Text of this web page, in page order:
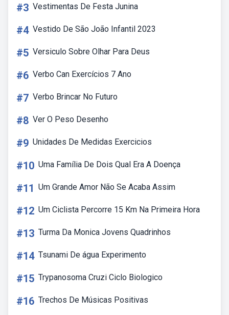
#3 Vestimentas De Festa Junina
#4 Vestido De São João Infantil 2023
#5 Versiculo Sobre Olhar Para Deus
#6 Verbo Can Exercícios 7 Ano
#7 Verbo Brincar No Futuro
#8 Ver O Peso Desenho
#9 Unidades De Medidas Exercicios
#10 Uma Família De Dois Qual Era A Doença
#11 Um Grande Amor Não Se Acaba Assim
#12 Um Ciclista Percorre 15 Km Na Primeira Hora
#13 Turma Da Monica Jovens Quadrinhos
#14 Tsunami De água Experimento
#15 Trypanosoma Cruzi Ciclo Biologico
#16 Trechos De Músicas Positivas